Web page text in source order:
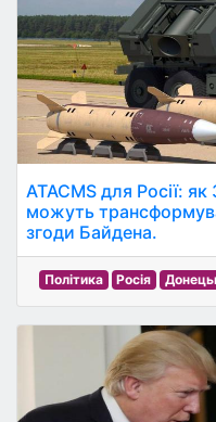
ATACMS для Росії:
можуть
згоди Байдена.
Політика Росія